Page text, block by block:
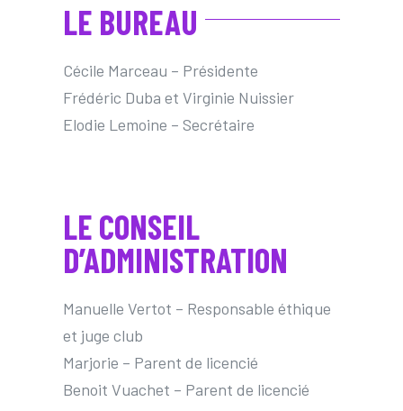
LE BUREAU
Cécile Marceau – Présidente
Frédéric Duba et Virginie Nuissier
Elodie Lemoine – Secrétaire
LE CONSEIL
D’ADMINISTRATION
Manuelle Vertot – Responsable éthique
et juge club
Marjorie – Parent de licencié
Benoit Vuachet – Parent de licencié